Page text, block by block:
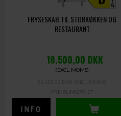
FRYSESKAB TIL STORKØKKEN OG
RESTAURANT
18.500,00 DKK
(EXCL. MOMS)
FRE-BL9-R290-EF